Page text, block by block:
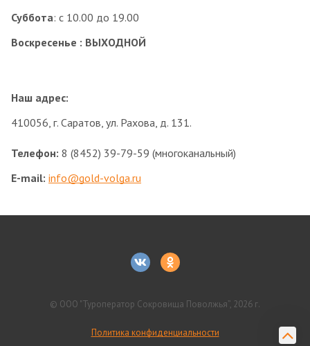
Суббота: с 10.00 до 19.00
Воскресенье : ВЫХОДНОЙ
Наш адрес:
410056, г. Саратов, ул. Рахова, д. 131.
Телефон: 8 (8452) 39-79-59 (многоканальный)
E-mail: info@gold-volga.ru
© ООО "Туроператор Сокровища Поволжья”, 2026 г.
Политика конфиденциальности